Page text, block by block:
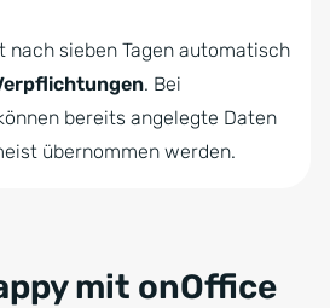
nach sieben Tagen automatisch
. Bei
bereits angelegte Daten
übernommen werden.
mit onOffice